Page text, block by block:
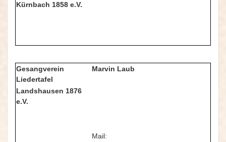
Kürnbach 1858 e.V.
Gesangverein
Liedertafel
Marvin Laub
Landshausen 1876
e.V.
Mail: